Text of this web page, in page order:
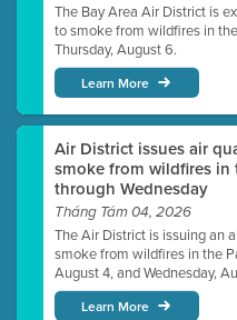
The Bay Area Air District is
to smoke from wildfires in
Thursday, August 6.
Learn More
Air District issues air
smoke from wildfires in
through Wednesday
Tháng Tám 04, 2026
The Air District is issuing an
smoke from wildfires in the
August 4, and Wednesday,
Learn More